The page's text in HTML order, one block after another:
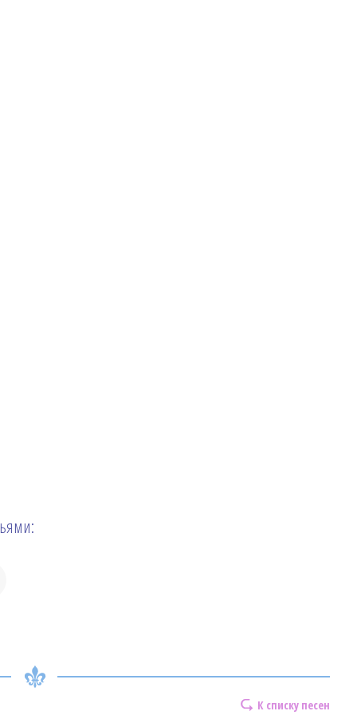
К списку песен